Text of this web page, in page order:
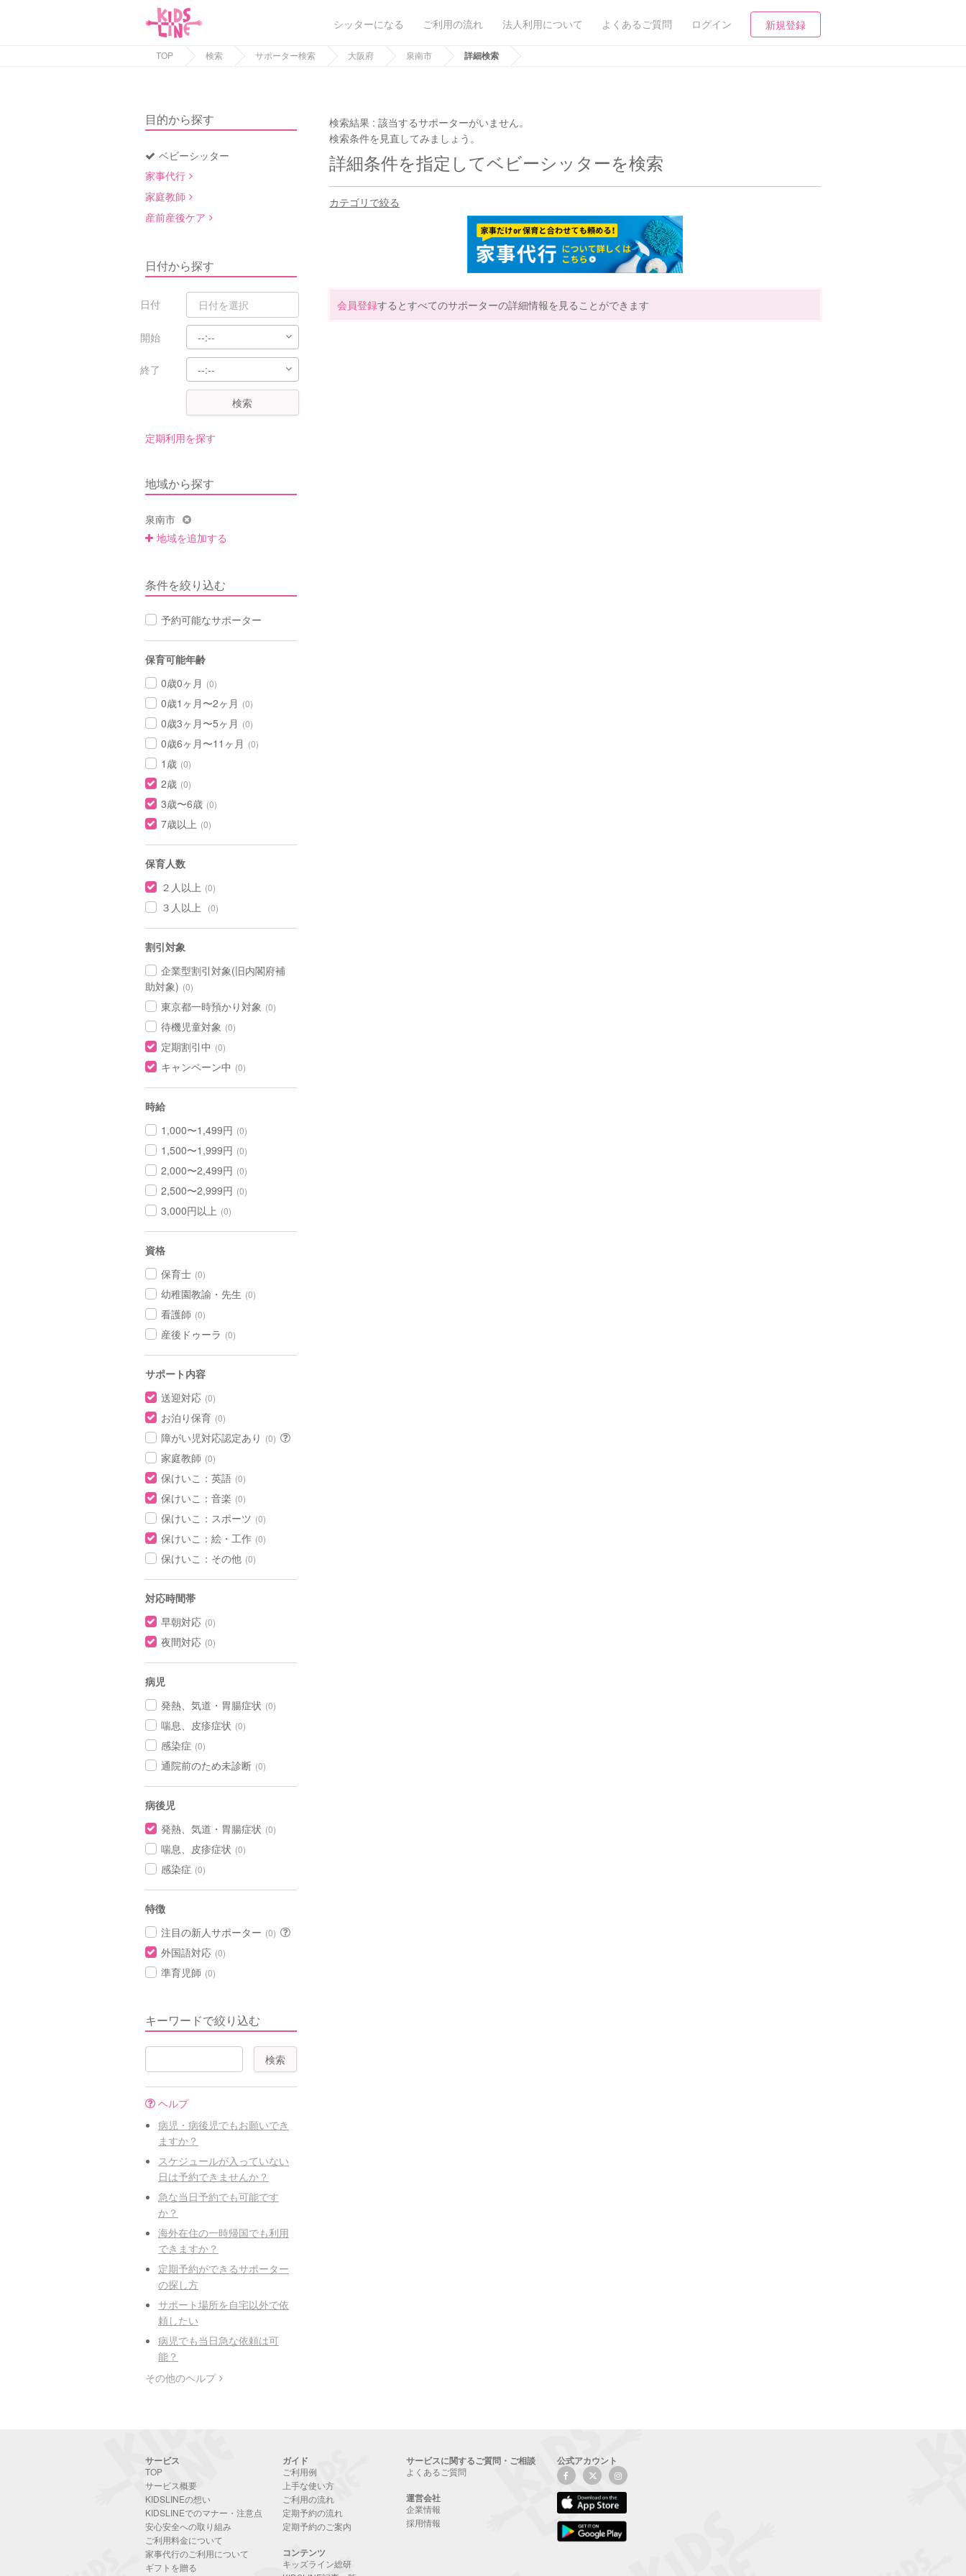
シッターになる ご利用の流れ 法人利用について よくあるご質問 ログイン 新規登録
TOP 検索 サポーター検索 大阪府 泉南市 詳細検索
目的から探す
ベビーシッター
家事代行
家庭教師
産前産後ケア
日付から探す
日付
開始
終了
検索
定期利用を探す
地域から探す
泉南市
地域を追加する
条件を絞り込む
予約可能なサポーター
保育可能年齢
0歳0ヶ月 (0)
0歳1ヶ月〜2ヶ月 (0)
0歳3ヶ月〜5ヶ月 (0)
0歳6ヶ月〜11ヶ月 (0)
1歳 (0)
2歳 (0)
3歳〜6歳 (0)
7歳以上 (0)
保育人数
２人以上 (0)
３人以上 (0)
割引対象
企業型割引対象(旧内閣府補
助対象) (0)
東京都一時預かり対象 (0)
待機児童対象 (0)
定期割引中 (0)
キャンペーン中 (0)
時給
1,000〜1,499円 (0)
1,500〜1,999円 (0)
2,000〜2,499円 (0)
2,500〜2,999円 (0)
3,000円以上 (0)
資格
保育士 (0)
幼稚園教諭・先生 (0)
看護師 (0)
産後ドゥーラ (0)
サポート内容
送迎対応 (0)
お泊り保育 (0)
障がい児対応認定あり (0)
家庭教師 (0)
保けいこ：英語 (0)
保けいこ：音楽 (0)
保けいこ：スポーツ (0)
保けいこ：絵・工作 (0)
保けいこ：その他 (0)
対応時間帯
早朝対応 (0)
夜間対応 (0)
病児
発熱、気道・胃腸症状 (0)
喘息、皮疹症状 (0)
感染症 (0)
通院前のため未診断 (0)
病後児
発熱、気道・胃腸症状 (0)
喘息、皮疹症状 (0)
感染症 (0)
特徴
注目の新人サポーター (0)
外国語対応 (0)
準育児師 (0)
キーワードで絞り込む
ヘルプ
病児・病後児でもお願いでき
ますか？
スケジュールが入っていない
日は予約できませんか？
急な当日予約でも可能です
か？
海外在住の一時帰国でも利用
できますか？
定期予約ができるサポーター
の探し方
サポート場所を自宅以外で依
頼したい
病児でも当日急な依頼は可
能？
その他のヘルプ
検索結果 :該当するサポーターがいません。
検索条件を見直してみましょう。
詳細条件を指定してベビーシッターを検索
カテゴリで絞る
会員登録するとすべてのサポーターの詳細情報を見ることができます
サービス
TOP
サービス概要
KIDSLINEの想い
KIDSLINEでのマナー・注意点
安心安全への取り組み
ご利用料金について
家事代行のご利用について
ギフトを贈る
ガイド
ご利用例
上手な使い方
ご利用の流れ
定期予約の流れ
定期予約のご案内
コンテンツ
キッズライン総研
サービスに関するご質問・ご相談
よくあるご質問
運営会社
企業情報
採用情報
公式アカウント